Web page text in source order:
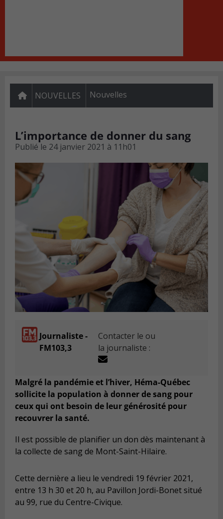
NOUVELLES Nouvelles
L’importance de donner du sang
Publié le 24 janvier 2021 à 11h01
Journaliste -
FM103,3
Contacter le ou
la journaliste :
Malgré la pandémie et l’hiver, Héma-Québec
sollicite la population à donner de sang pour
ceux qui ont besoin de leur générosité pour
recouvrer la santé.
Il est possible de planifier un don dès maintenant à
la collecte de sang de Mont-Saint-Hilaire.
Cette dernière a lieu le vendredi 19 février 2021,
entre 13 h 30 et 20 h, au Pavillon Jordi-Bonet situé
au 99, rue du Centre-Civique.